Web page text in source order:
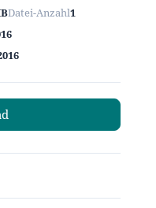
Datei-Anzahl1